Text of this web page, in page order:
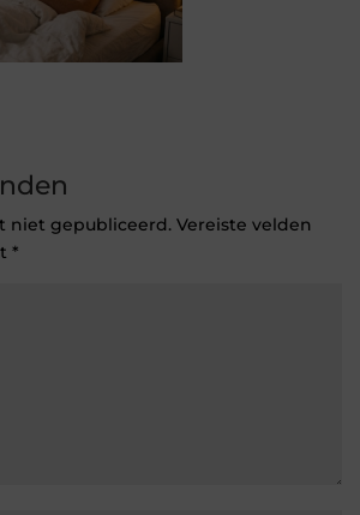
niet gepubliceerd. Vereiste velden
*